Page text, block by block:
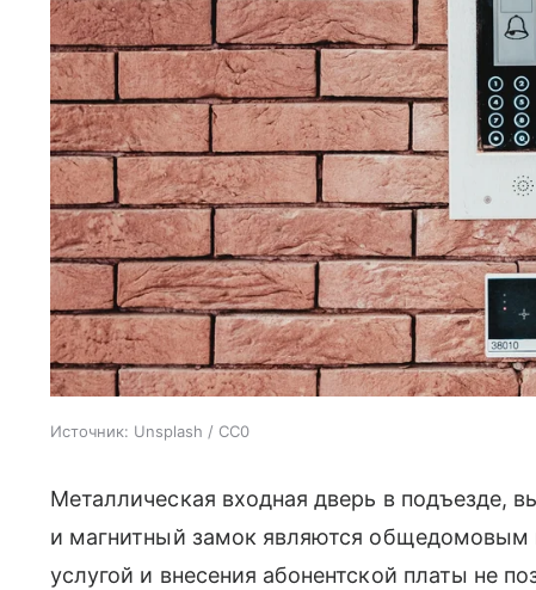
Источник: Unsplash / CC0
Металлическая входная дверь в подъезде,
и магнитный замок являются общедомовым
услугой и внесения абонентской платы не